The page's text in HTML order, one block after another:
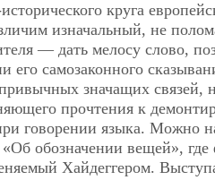
круга
изначальный, не
— дать мелосу слово,
его самозаконного
значащих связей,
прочтения к
говорении языка. Можно
обозначении вещей»,
Хайдеггером.